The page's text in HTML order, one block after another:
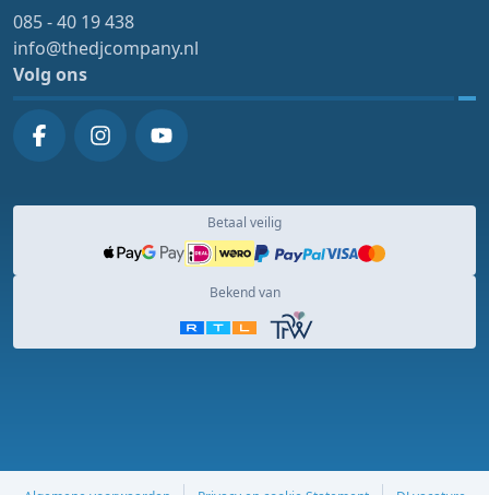
085 - 40 19 438
info@thedjcompany.nl
Volg ons
Betaal veilig
Bekend van